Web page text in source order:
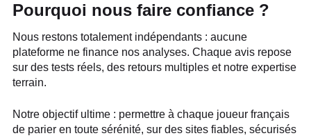
Pourquoi nous faire confiance ?
Nous restons totalement indépendants : aucune
plateforme ne finance nos analyses. Chaque avis repose
sur des tests réels, des retours multiples et notre expertise
terrain.
Notre objectif ultime : permettre à chaque joueur français
de parier en toute sérénité, sur des sites fiables, sécurisés